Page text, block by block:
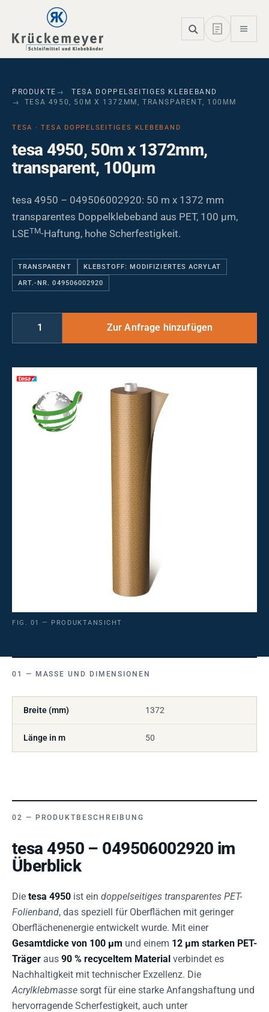
Skip to main navigation
Skip to main content
Skip to page footer
PRODUKTE
TESA DOPPELSEITIGES KLEBEBAND
TESA 4950, 50M X 1372MM, TRANSPARENT, 100ΜM
TESA · TESA DOPPELSEITIGES KLEBEBAND
tesa 4950, 50m x 1372mm,
transparent, 100µm
tesa 4950 – 049506002920: 50 m x 1372 mm
transparentes Doppelklebeband aus PET, 100 µm,
LSETM-Haftung, hohe Scherfestigkeit.
TRANSPARENT KLEBSTOFF: MODIFIZIERTES ACRYLAT
ART.-NR. 049506002920
FIG. 01 — PRODUKTANSICHT
MASSE UND DIMENSIONEN
Breite (mm) 1372
Länge in m 50
PRODUKTBESCHREIBUNG
tesa 4950 – 049506002920 im
Überblick
Die tesa 4950 ist ein doppelseitiges transparentes PET-
Folienband, das speziell für Oberflächen mit geringer
Oberflächenenergie entwickelt wurde. Mit einer
Gesamtdicke von 100 µm und einem 12 µm starken PET-
Träger aus 90 % recyceltem Material verbindet es
Nachhaltigkeit mit technischer Exzellenz. Die
Acrylklebmasse sorgt für eine starke Anfangshaftung und
hervorragende Scherfestigkeit, auch unter